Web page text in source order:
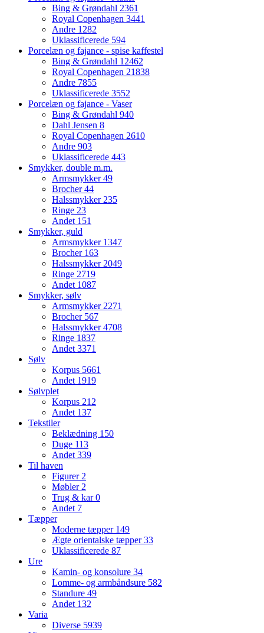
Bing & Grøndahl 2361
Royal Copenhagen 3441
Andre 1282
Uklassificerede 594
Porcelæn og fajance - spise kaffestel
Bing & Grøndahl 12462
Royal Copenhagen 21838
Andre 7855
Uklassificerede 3552
Porcelæn og fajance - Vaser
Bing & Grøndahl 940
Dahl Jensen 8
Royal Copenhagen 2610
Andre 903
Uklassificerede 443
Smykker, double m.m.
Armsmykker49
Brocher44
Halssmykker235
Ringe 23
Andet 151
Smykker, guld
Armsmykker 1347
Brocher 163
Halssmykker2049
Ringe 2719
Andet 1087
Smykker, sølv
Armsmykker2271
Brocher 567
Halssmykker4708
Ringe 1837
Andet3371
Sølv
Korpus 5661
Andet 1919
Sølvplet
Korpus 212
Andet 137
Tekstiler
Beklædning 150
Duge 113
Andet339
Til haven
Figurer2
Møbler2
Trug & kar0
Andet 7
Tæpper
Moderne tæpper 149
Ægte orientalske tæpper33
Uklassificerede 87
Ure
Kamin- og konsolure 34
Lomme- og armbåndsure 582
Standure 49
Andet 132
Varia
Diverse 5939